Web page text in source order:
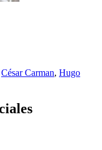
César Carman, Hugo